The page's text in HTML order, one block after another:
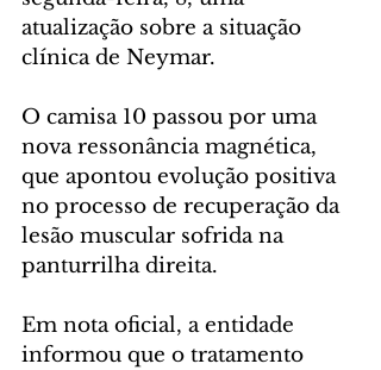
atualização sobre a situação
clínica de Neymar.
O camisa 10 passou por uma
nova ressonância magnética,
que apontou evolução positiva
no processo de recuperação da
lesão muscular sofrida na
panturrilha direita.
Em nota oficial, a entidade
informou que o tratamento